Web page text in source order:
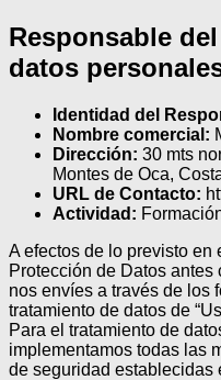
Responsable
datos
Identidad del
Nombre comercial:
Dirección: 30 mts
Montes de Oca,
URL de Contacto:
Actividad:
A efectos de lo previsto
Protección de Datos
nos envíes a través de los
tratamiento de datos de
Para el tratamiento de
implementamos todas las
de seguridad establecidas